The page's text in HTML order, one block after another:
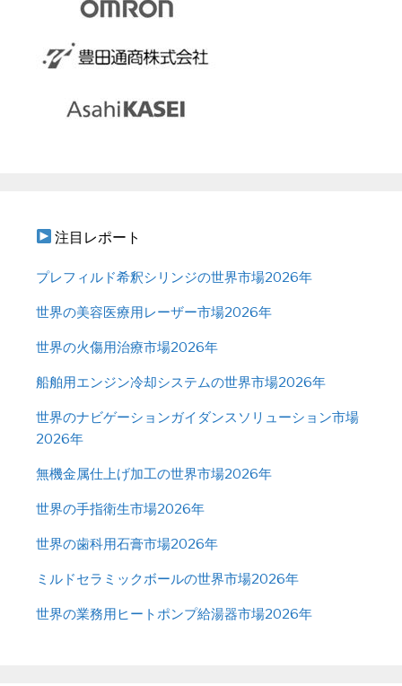
注目レポート
プレフィルド希釈シリンジの世界市場2026年
世界の美容医療用レーザー市場2026年
世界の火傷用治療市場2026年
船舶用エンジン冷却システムの世界市場2026年
世界のナビゲーションガイダンスソリューション市場
2026年
無機金属仕上げ加工の世界市場2026年
世界の手指衛生市場2026年
世界の歯科用石膏市場2026年
ミルドセラミックボールの世界市場2026年
世界の業務用ヒートポンプ給湯器市場2026年